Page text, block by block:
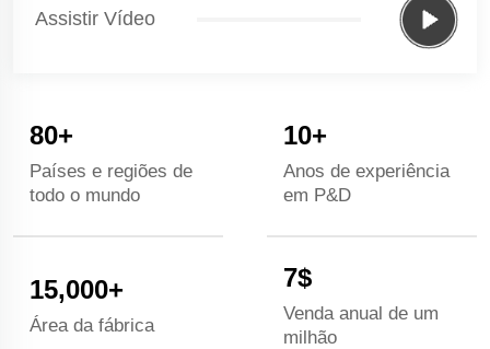
Assistir Vídeo
80+
Países e regiões de
todo o mundo
10+
Anos de experiência
em P&D
15,000+
Área da fábrica
7$
Venda anual de um
milhão